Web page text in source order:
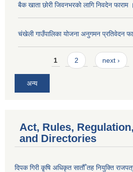
बैक खाता छाेरी जिवनभरकाे लागि निवदेन फाराम ।
चंखेली गाउँपालिका योजना अनुगमन प्रतिवेदन
Pages1 2 next ›
अन्य
Act, Rules,
and Directories
दिपक गिरी कृ्षि अधिकृत सातौँ तह नियुक्ति